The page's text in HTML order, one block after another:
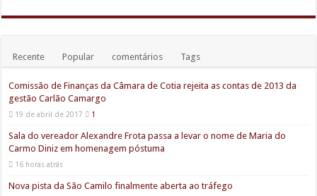
Recente Popular comentários Tags
Comissão de Finanças da Câmara de Cotia rejeita as contas de 2013 da
gestão Carlão Camargo
19 de abril de 2017 1
Sala do vereador Alexandre Frota passa a levar o nome de Maria do
Carmo Diniz em homenagem póstuma
16 horas atrás
Nova pista da São Camilo finalmente aberta ao tráfego